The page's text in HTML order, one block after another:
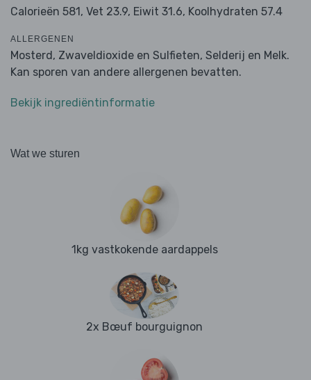
Calorieën 581, Vet 23.9, Eiwit 31.6, Koolhydraten 57.4
ALLERGENEN
Mosterd, Zwaveldioxide en Sulfieten, Selderij en Melk.
Kan sporen van andere allergenen bevatten.
Bekijk ingrediëntinformatie
Wat we sturen
1kg vastkokende aardappels
2x Bœuf bourguignon